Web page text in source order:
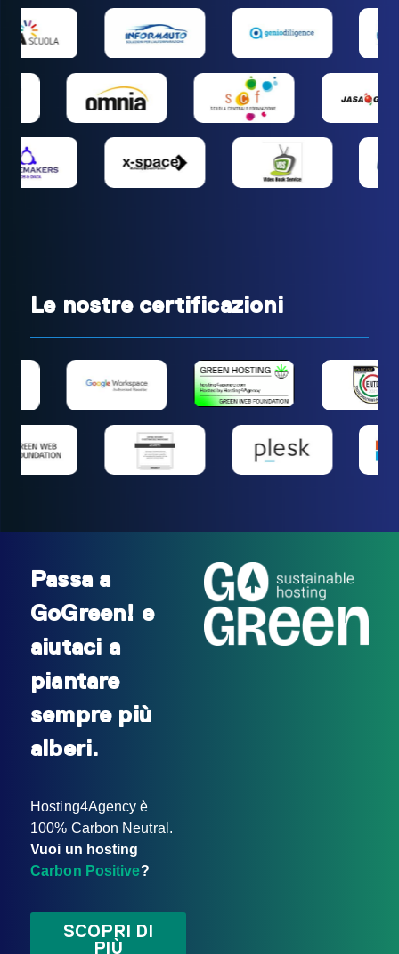
Le nostre certificazioni
Passa a
GoGreen! e
aiutaci a
piantare
sempre più
alberi.
Hosting4Agency è
100% Carbon Neutral.
Vuoi un hosting
Carbon Positive?
SCOPRI DI
PIÙ